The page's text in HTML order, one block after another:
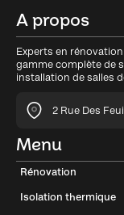
A propos
Experts en
gamme complète de
installation de salles
2 Rue Des
Menu
Rénovation
Isolation thermique